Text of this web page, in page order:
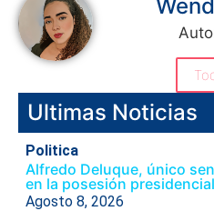
Ultimas Noticias
Politica
Alfredo Deluque, único
en la posesión presidencial
Agosto 8, 2026